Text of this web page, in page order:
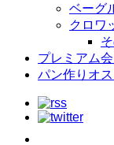
ベーグ
クロワ
プレミアム
パン作りオ